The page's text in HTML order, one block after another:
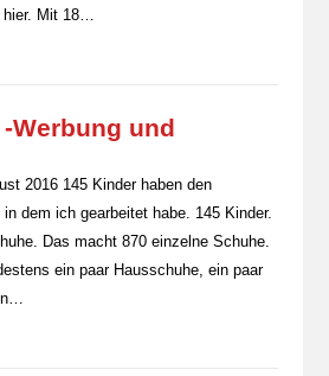
hier. Mit 18…
Werbung und
2016 145 Kinder haben den
dem ich gearbeitet habe. 145 Kinder.
Das macht 870 einzelne Schuhe.
ein paar Hausschuhe, ein paar